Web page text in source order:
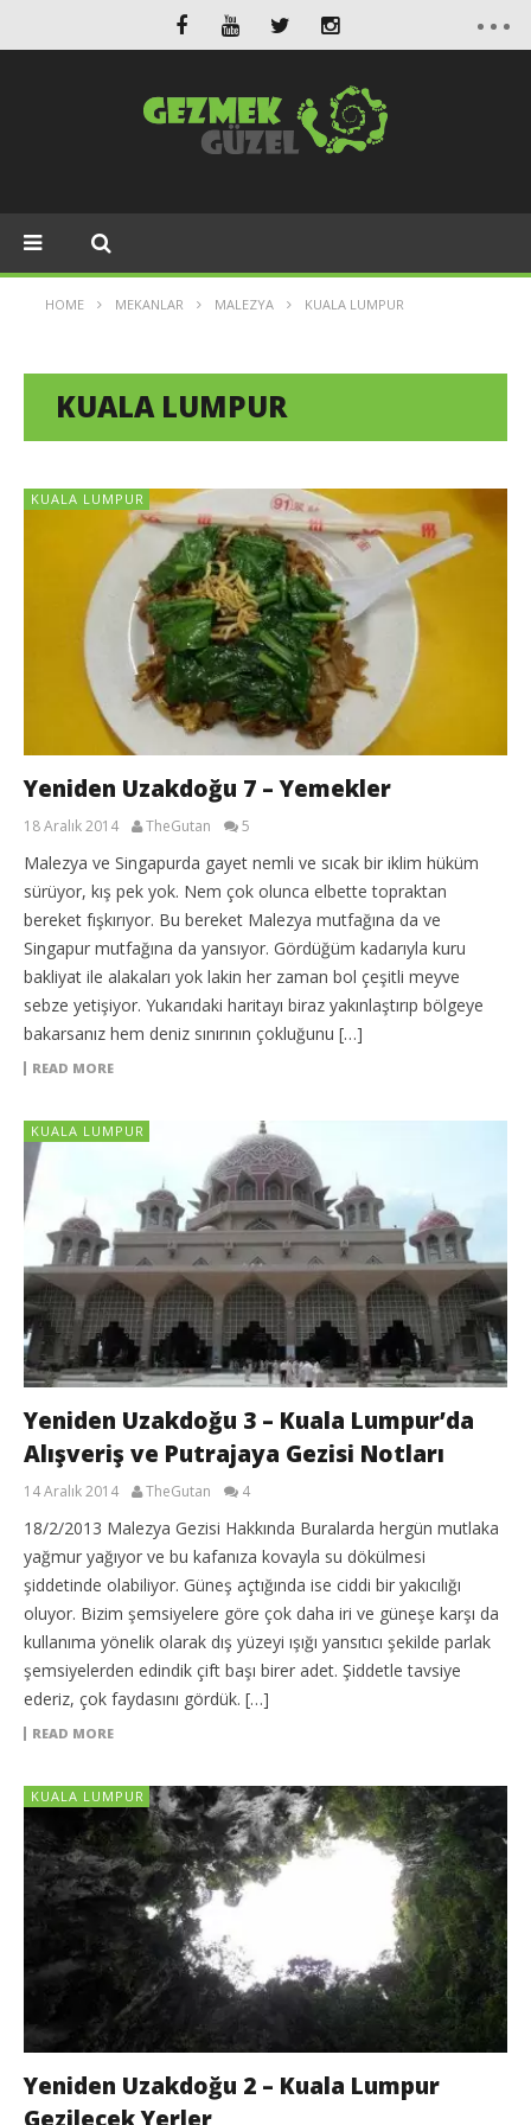
HOME MEKANLAR MALEZYA KUALA LUMPUR
KUALA LUMPUR
KUALA LUMPUR
Yeniden Uzakdoğu 7 – Yemekler
18 Aralık 2014 TheGutan 5
Malezya ve Singapurda gayet nemli ve sıcak bir iklim hüküm
sürüyor, kış pek yok. Nem çok olunca elbette topraktan
bereket fışkırıyor. Bu bereket Malezya mutfağına da ve
Singapur mutfağına da yansıyor. Gördüğüm kadarıyla kuru
bakliyat ile alakaları yok lakin her zaman bol çeşitli meyve
sebze yetişiyor. Yukarıdaki haritayı biraz yakınlaştırıp bölgeye
bakarsanız hem deniz sınırının çokluğunu […]
READ MORE
KUALA LUMPUR
Yeniden Uzakdoğu 3 – Kuala Lumpur’da
Alışveriş ve Putrajaya Gezisi Notları
14 Aralık 2014 TheGutan 4
18/2/2013 Malezya Gezisi Hakkında Buralarda hergün mutlaka
yağmur yağıyor ve bu kafanıza kovayla su dökülmesi
şiddetinde olabiliyor. Güneş açtığında ise ciddi bir yakıcılığı
oluyor. Bizim şemsiyelere göre çok daha iri ve güneşe karşı da
kullanıma yönelik olarak dış yüzeyi ışığı yansıtıcı şekilde parlak
şemsiyelerden edindik çift başı birer adet. Şiddetle tavsiye
ederiz, çok faydasını gördük. […]
READ MORE
KUALA LUMPUR
Yeniden Uzakdoğu 2 – Kuala Lumpur
Gezilecek Yerler